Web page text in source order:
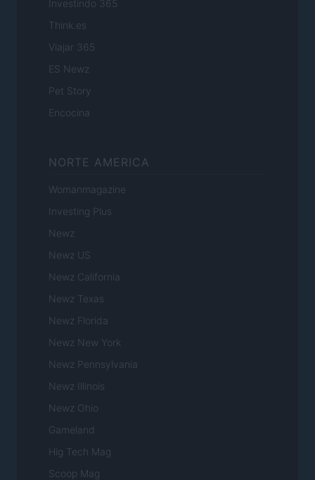
Investindo 365
Think.es
Viajar 365
ES Newz
Pet Story
Encocina
NORTE AMERICA
Womanmagazine
Investing Plus
Newz
Newz US
Newz California
Newz Texas
Newz Florida
Newz New York
Newz Pennsylvania
Newz Illinois
Newz Ohio
Gameland
Hig Tech Mag
Scoop Mag